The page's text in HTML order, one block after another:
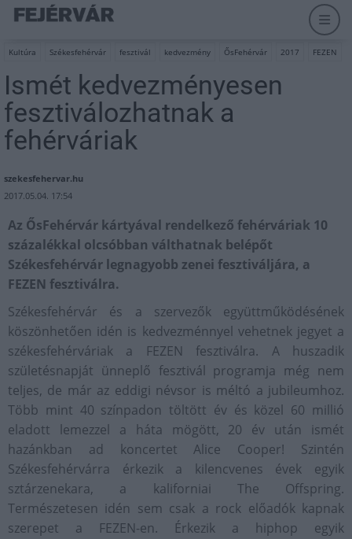
Kultúra Székesfehérvár fesztivál kedvezmény ŐsFehérvár 2017 FEZEN
Ismét kedvezményesen
fesztiválozhatnak a
fehérváriak
szekesfehervar.hu
2017.05.04. 17:54
Az ŐsFehérvár kártyával rendelkező fehérváriak 10
százalékkal olcsóbban válthatnak belépőt
Székesfehérvár legnagyobb zenei fesztiváljára, a
FEZEN fesztiválra.
Székesfehérvár és a szervezők együttműködésének
köszönhetően idén is kedvezménnyel vehetnek jegyet a
székesfehérváriak a FEZEN fesztiválra. A huszadik
születésnapját ünneplő fesztivál programja még nem
teljes, de már az eddigi névsor is méltó a jubileumhoz.
Több mint 40 színpadon töltött év és közel 60 millió
eladott lemezzel a háta mögött, 20 év után ismét
hazánkban ad koncertet Alice Cooper! Szintén
Székesfehérvárra érkezik a kilencvenes évek egyik
sztárzenekara, a kaliforniai The Offspring.
Természetesen idén sem csak a rock előadók kapnak
szerepet a FEZEN-en. Érkezik a hiphop egyik